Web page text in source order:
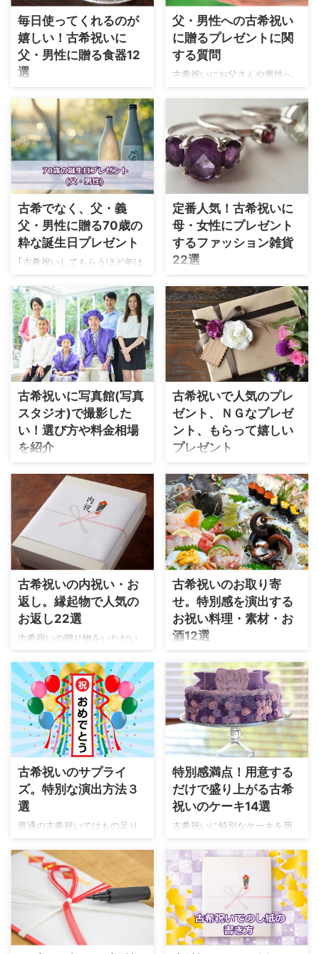
番ながら好評。 最近では、似
顔絵や名前で作った詩など、
手作り感やぬくもりをストレ
ートに感じることのできる商
品も大人気です。 ここでは人
介します。 10,000円以下のイ
ンテリア雑貨５選 名前の詩 古
希を迎えた人の名前を詩に織
込んだ名前の詩。 照れくさく
て言えない感謝の言葉を伝え
ます。 趣きのある図柄 ...
さわしい花ってあるの？」 ｢皆
さんどういう花を贈ってる
の？」 そんな疑問をまるっと
解決。 受け取った瞬間に顔に
いにふさわしい花 母の日＝カ
ーネーションのように、古希
祝いに贈る定番の花というも
のはありません。 色について
も決まりはありません。 ...
毎日使ってくれるのが
嬉しい！古希祝いに
父・男性に贈る食器12
選
食器。 プレゼントとした食器
を使っているお父さんの姿を
見ると、贈った方も気持ちが
ほっこり。 湯のみ、箸、茶碗
などが人気の高いアイテムで
す。 古希のシンボルカラーで
ある紫色が入った食器や、名
入れやお祝いの日を彫刻し
て、特別感のある和食器が好
評です。 ここでは、紫色の食
器や縁起物が描かれている食
ニックで選べるカタログギフ
トでのプレゼントもおすす
め。 10,000円以下の食器6選
九谷焼のマグカップ 光沢のあ
る銀箔が美しいマグカップ｢銀
彩」。 趣のある ...
父・男性への古希祝い
に贈るプレゼントに関
する質問
古希祝いにお父さんや男性へ
のプレゼントでよくある質問
をまとめてみました。 古希祝
いに、記念に残るものをプレ
ゼントしたいのですが何がよ
いでしょうか？ 古希の記念に
何か特別なものをプレゼント
したいと考える方は多いは
ず。 最近の一番人気は、古希
を迎える方の名前で詩をよん
だネームインポエム。 趣のあ
る詩だけを書いたシンプルな
ものから、背景に絵を描いた
富で、思わず笑顔が溢れる感
動が人気の秘訣です。 定番は
箸、湯のみ、酒器などの和食
器。 フォトフレームなどのイ
ンテリア雑貨も好評 ...
古希でなく、父・義
父・男性に贈る70歳の
粋な誕生日プレゼント
｢古希祝いしてもらうほど年は
とってない」というお父さん
や男性もいます。 そういう時
は、古希祝いではなく、70歳
の誕生日をお祝いするという
方法があります。 節目の誕生
日として、70年を健やかに生
活できた感謝を込めてお祝い
します。 ここでは、お父さ
ん・男性へ70歳の誕生日プレ
ゼントをお探しの方に、粋で
喜ばれるプレゼントをご紹介
します。 ～10,000円のお洒落
酒3選 久保田萬壽と名入れの大
吟醸 トップクラスの日本酒、
久保田 萬寿と名入れラベルの
純米大吟醸のセット。 ハズレ
なしに ...
定番人気！古希祝いに
母・女性にプレゼント
するファッション雑貨
22選
日の生活で使えるファッショ
ン雑貨。 ここではおしゃれで
喜ばれるファッション雑貨を
紹介します。 古希祝いに人気
のファッション雑貨は何？ お
母さんや女性への古希祝い
に、ファッション雑貨は人気
のアイテムです。 古希の色、
紫が入ったストールやバッグ
は定番人気。 紫色のアメジス
トやスワロフスキーのブロー
10,000円以下のファッション
雑貨8選 ストール1選 ストール
柔らかく肌さわりに優れたカ
シミヤ＆シルクのストール。
淡い紫色が首元のアクセン
ト。 首元に巻くだ ...
古希祝いに写真館(写真
スタジオ)で撮影した
い！選び方や料金相場
を紹介
にアップしても、カメラマン
が撮影した写真とは違いが歴
然。 一生に一度の古希祝い
に、写真館(写真スタジオ)でプ
ロのカメラマンに高性能の機
材で綺麗な写真を撮ってもら
えば、時間を経ても心に響く
写真が残ります。 カメラマン
に写真を撮ってもらうのは結
婚式以来という古希世代もい
るはず。 プロに写真を撮影し
ベントにもなります。 ここで
は、古希祝いに写真館・写真
スタジオで撮影して欲しい時
に知っておきたいことを紹介
します。 写真館と写真スタジ
オ カメラマンに写真を撮影し
て ...
古希祝いで人気のプレ
ゼント、ＮＧなプレゼ
ント、もらって嬉しい
プレゼント
たことを祝う古希祝い。 節目
のお祝いなので、祝宴を開い
たり、プレゼントを贈ったり
する人も多いでしょう。 た
だ、古希祝いに何をプレゼン
トすると喜ばれるのか、選ぶ
際には悩みます。 ここでは、
人気の高い古希祝いのプレゼ
ント、贈るのがＮＧなプレゼ
ント、古希世代がもらって嬉
しいプレゼントついて紹介し
ゼント 一般的に古希祝いでＮ
Ｇと言われているプレゼント
は知っておきましょう。 ＮＧ
なプレゼントは、 死や苦を連
想させるものの 名前に｢し」
(死)と、｢く」(苦）が入る ...
古希祝いの内祝い・お
返し。縁起物で人気の
お返し22選
古希祝いの贈り物をいただい
たり、祝宴を開いてもらった
りした時に内祝い・お返しは
するべきなのでしょうか？ こ
こでは、古希祝いのお返し・
内祝いの必要性、相場、熨斗
の書き方、内祝いに人気の品
について紹介します。 内祝い
はするべきか 古希祝いのお返
しは、基本的には不要とされ
ています。 しかし、家族以外
の相手では、お返しをするケ
いをしてくれた相手との関係
性を考えて決めます。 ここで
は、相手別の対応を紹介しま
す。 家族 家族には、基本的に
はお返しは不要です。 お祝 ...
古希祝いのお取り寄
せ。特別感を演出する
お祝い料理・素材・お
酒12選
ら、ごちそう料理は必須。 し
かしながら、皆、忙しい昨
今。 手作りで全ての料理を用
意するのもなかなか大変。 そ
んな時に便利な料理のお取り
寄せ。 鮮度の高い魚介類や、
お祝い料理など。 普段、作れ
ない料理に古希の方も家族も
大喜び。 ここでは、古希祝い
の会にふさわしくて場が盛り
上がる料理や、豪華な食卓を
取り寄せする食材・惣菜８選
肉 肉ケーキ ｢すごい！！！」
｢えっ！これお肉？」感嘆の
声、間違いなしの肉ケーキ。
高級牛の代名詞・松阪牛をケ
ーキのようにデコレーシ ...
古希祝いのサプライ
ズ。特別な演出方法３
選
普通の古希祝いではもの足り
ない！ 古希を迎える方にあっ
と驚くサプライズをプレゼン
トしたい！ という人のために
サプライズのアイデアを紹介
します。 古希祝いのサプライ
ズ パーティー 古希を迎える方
に内緒で古希パーティーを企
画します。 当日、飲み会と伝
特別感満点！用意する
だけで盛り上がる古希
祝いのケーキ14選
古希祝いに特別なケーキを用
意するとお祝いが盛り上がり
ます。 最近では、古希の
｢70」が入ったナンバーケーキ
や、紫色のケーキなども販売
されています。 ここでは、古
希祝いに人気のケーキや具体
例、通販でケーキを購入する
時の注意点などを紹介しま